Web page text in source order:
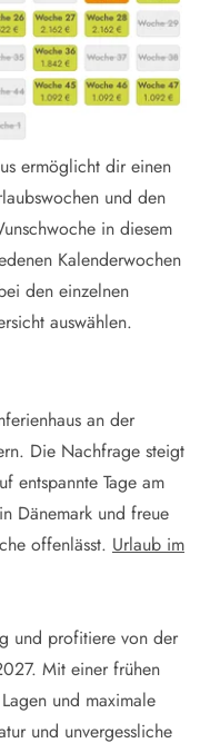
ermöglicht dir einen
und den
in diesem
Kalenderwochen
den einzelnen
auswählen.
an der
Die Nachfrage steigt
entspannte Tage am
Dänemark und freue
offenlässt. Urlaub im
und profitiere von der
Mit einer frühen
und maximale
und unvergessliche